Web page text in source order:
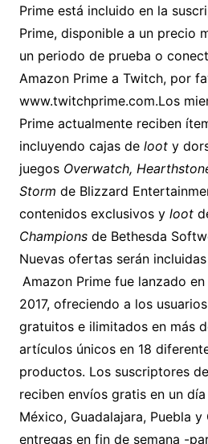
Prime está incluido en la
Prime, disponible a un precio
un periodo de prueba o
Amazon Prime a Twitch, por
www.twitchprime.com.Los
Prime actualmente reciben
incluyendo cajas de looty
juegos Overwatch,
Storm de Blizzard
contenidos exclusivos y loot
Champions de Bethesda
Nuevas ofertas serán
Amazon Prime fue lanzado
2017, ofreciendo a los
gratuitos e ilimitados en más
artículos únicos en 18
productos. Los suscriptores
reciben envíos gratis en un
México, Guadalajara, Puebla
entregas en fin de semana -